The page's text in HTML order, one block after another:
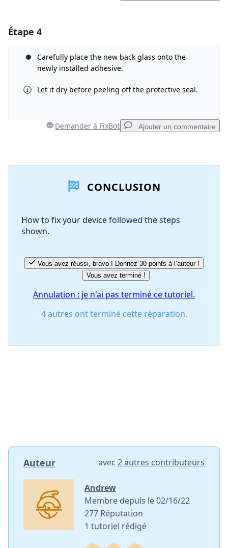
Ajouter un commentaire
Étape 4
Carefully place the new back glass onto the
newly installed adhesive.
Let it dry before peeling off the protective seal.
Demander à FixBot Ajouter un commentaire
Ajouter un commentaireCONCLUSION
How to fix your device followed the steps
shown.
Vous avez réussi, bravo ! Donnez 30 points à l’auteur !
Vous avez terminé !
Annulation : je n'ai pas terminé ce tutoriel.
4 autres ont terminé cette réparation.
Auteur avec 2 autres contributeurs
Andrew
Membre depuis le 02/16/22
277 Réputation
1 tutoriel rédigé